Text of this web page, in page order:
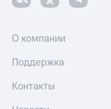
О компании
Поддержка
Контакты